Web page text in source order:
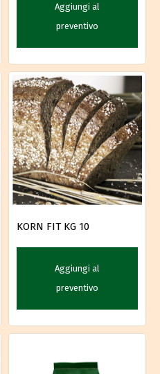
Aggiungi al
preventivo
KORN FIT KG 10
Aggiungi al
preventivo